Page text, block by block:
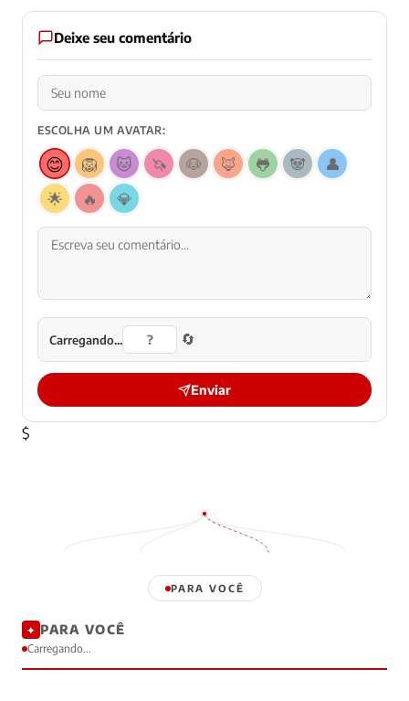
Deixe seu comentário
ESCOLHA UM AVATAR:
😊 🦁 🐱 🦄 🐶 🦊 🐸 🐼
👤
🌟
🔥 💎
Carregando... 🔄
Enviar
$
PARA VOCÊ
✦ PARA VOCÊ
Carregando...